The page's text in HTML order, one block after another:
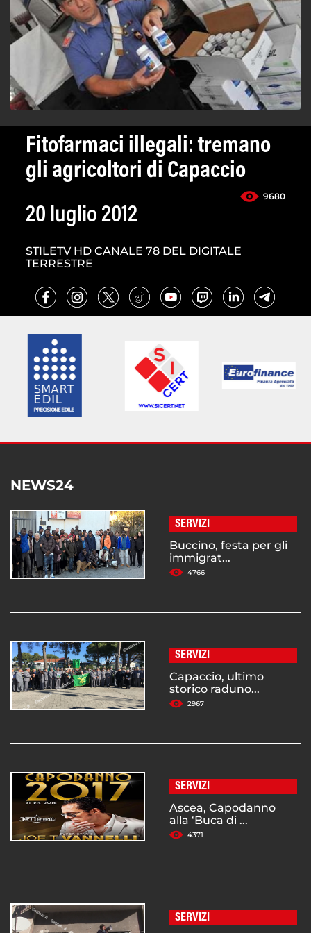
Fitofarmaci illegali: tremano
gli agricoltori di Capaccio
9680
20 luglio 2012
STILETV HD CANALE 78 DEL DIGITALE
TERRESTRE
NEWS24
SERVIZI
Buccino, festa per gli
immigrat...
4766
SERVIZI
Capaccio, ultimo
storico raduno...
2967
SERVIZI
Ascea, Capodanno
alla ‘Buca di ...
4371
SERVIZI